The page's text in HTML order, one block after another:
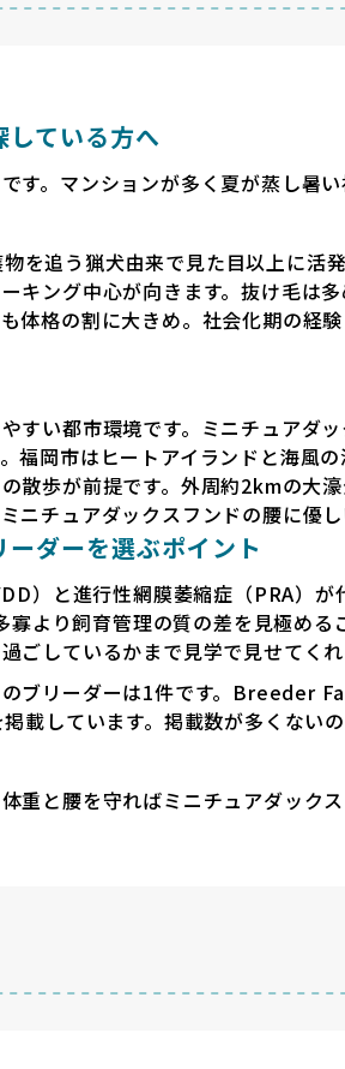
ている方へ
。マンションが多く夏が蒸し暑
を追う猟犬由来で見た目以上に活
キング中心が向きます。抜け毛は
体格の割に大きめ。社会化期の経
すい都市環境です。ミニチュアダ
福岡市はヒートアイランドと海風
散歩が前提です。外周約2kmの大
チュアダックスフンドの腰に優し
ダーを選ぶポイント
）と進行性網膜萎縮症（PRA）
より飼育管理の質の差を見極め
ごしているかまで見学で見せてく
ブリーダーは1件です。Breeder
載しています。掲載数が多くない
と腰を守ればミニチュアダックス